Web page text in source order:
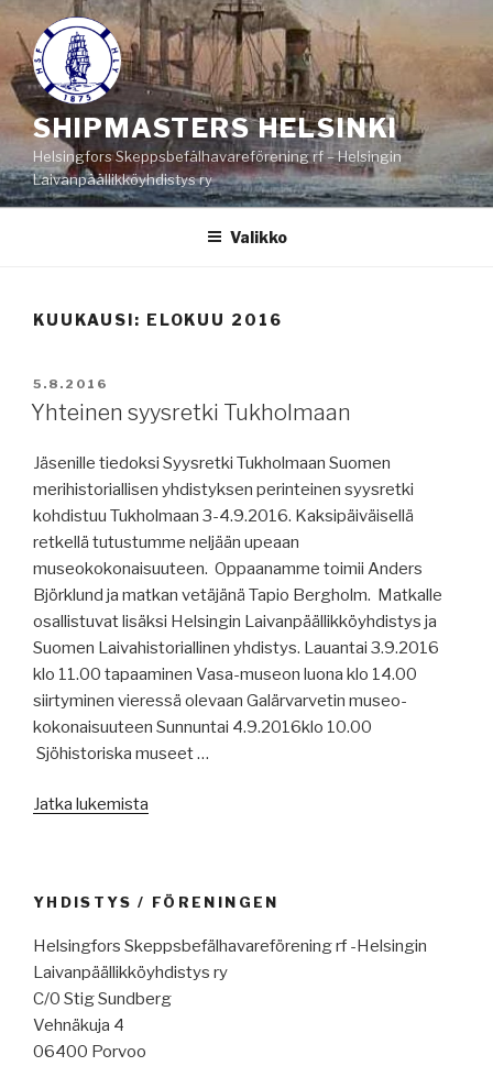
Siirry
sisältöön
SHIPMASTERS HELSINKI
Helsingfors Skeppsbefälhavareförening rf – Helsingin
Laivanpäällikköyhdistys ry
Valikko
KUUKAUSI: ELOKUU 2016
JULKAISTU
5.8.2016
Yhteinen syysretki Tukholmaan
Jäsenille tiedoksi Syysretki Tukholmaan Suomen
merihistoriallisen yhdistyksen perinteinen syysretki
kohdistuu Tukholmaan 3-4.9.2016. Kaksipäiväisellä
retkellä tutustumme neljään upeaan
museokokonaisuuteen. Oppaanamme toimii Anders
Björklund ja matkan vetäjänä Tapio Bergholm. Matkalle
osallistuvat lisäksi Helsingin Laivanpäällikköyhdistys ja
Suomen Laivahistoriallinen yhdistys. Lauantai 3.9.2016
klo 11.00 tapaaminen Vasa-museon luona klo 14.00
siirtyminen vieressä olevaan Galärvarvetin museo-
kokonaisuuteen Sunnuntai 4.9.2016klo 10.00
Sjöhistoriska museet …
Jatka lukemista
YHDISTYS / FÖRENINGEN
Helsingfors Skeppsbefälhavareförening rf -Helsingin
Laivanpäällikköyhdistys ry
C/0 Stig Sundberg
Vehnäkuja 4
06400 Porvoo